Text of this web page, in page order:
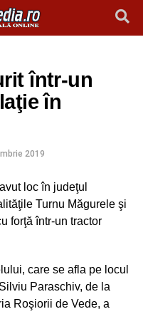
într-un
în
2019
loc în judeţul
Turnu Măgurele şi
forţă într-un tractor
care se afla pe locul
Paraschiv, de la
Roşiorii de Vede, a